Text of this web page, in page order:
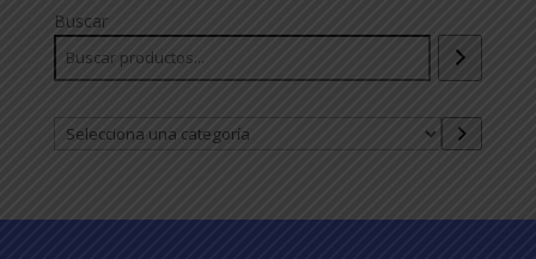
Buscar
Selecciona
una